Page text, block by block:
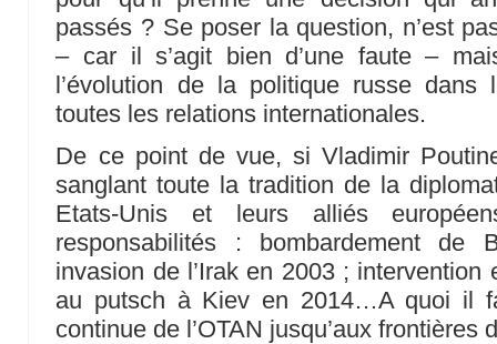
passés ? Se poser la question, n’est
– car il s’agit bien d’une faute –
l’évolution de la politique russe dans
toutes les relations internationales.
De ce point de vue, si Vladimir
sanglant toute la tradition de la
Etats-Unis et leurs alliés
responsabilités : bombardement
invasion de l’Irak en 2003 ;
au putsch à Kiev en 2014…A quoi il
continue de l’OTAN jusqu’aux frontières